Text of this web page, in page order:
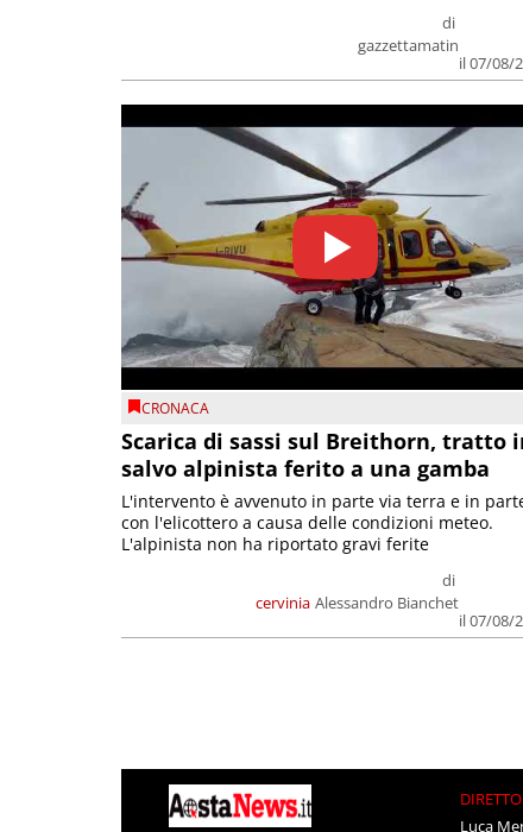
di
gazzettamatin
il 07/08/
CRONACA
Scarica di sassi sul Breithorn, tratto
salvo alpinista ferito a una gamba
cervinia
di
Alessandro Bianchet
il 07/08/
L'intervento è avvenuto in parte via terra e in
con l'elicottero a causa delle condizioni meteo.
L'alpinista non ha riportato gravi ferite
Luca